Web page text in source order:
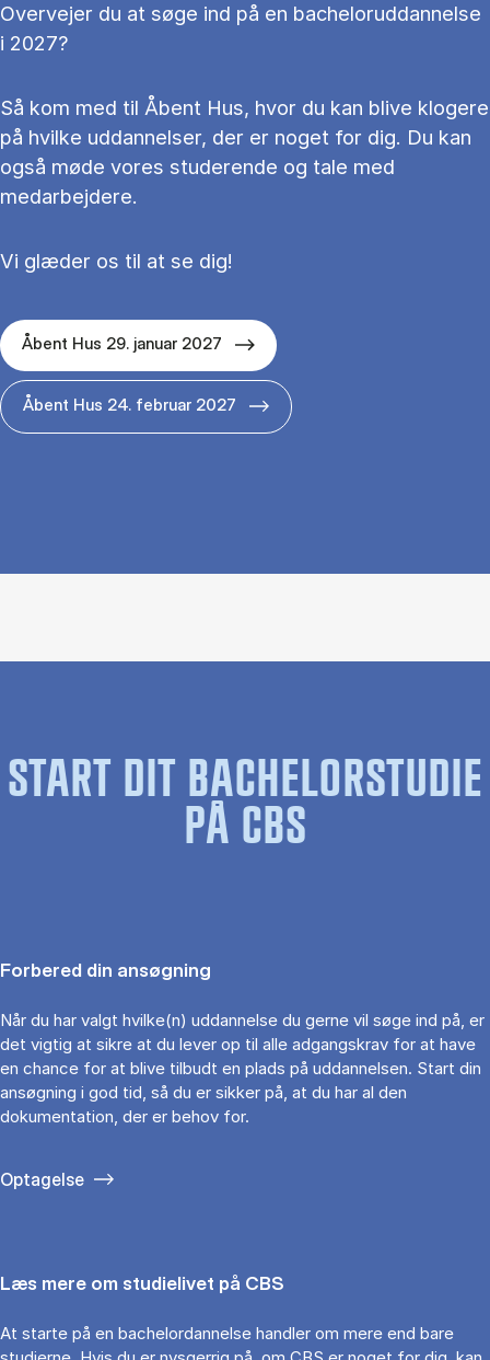
Overvejer du at søge ind på en bacheloruddannelse
i 2027?
Så kom med til Åbent Hus, hvor du kan blive klogere
på hvilke uddannelser, der er noget for dig. Du kan
også møde vores studerende og tale med
medarbejdere.
Vi glæder os til at se dig!
Åbent Hus 29. januar 2027
Åbent Hus 24. februar 2027
START DIT BACHELORSTUDIE
PÅ CBS
Forbered din ansøgning
Når du har valgt hvilke(n) uddannelse du gerne vil søge ind på, er
det vigtig at sikre at du lever op til alle adgangskrav for at have
en chance for at blive tilbudt en plads på uddannelsen. Start din
ansøgning i god tid, så du er sikker på, at du har al den
dokumentation, der er behov for.
Optagelse
Læs mere om studielivet på CBS
At starte på en bachelordannelse handler om mere end bare